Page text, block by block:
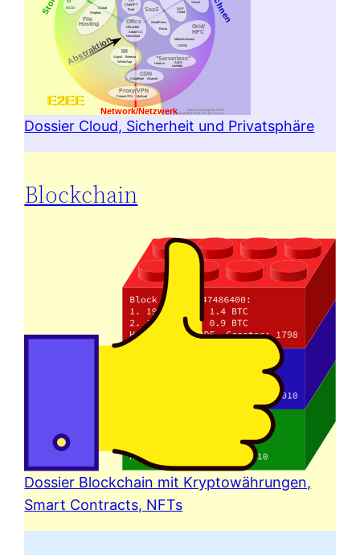
Dossier Cloud, Sicherheit und Privatsphäre
Blockchain
Dossier Blockchain mit Kryptowährungen,
Smart Contracts, NFTs